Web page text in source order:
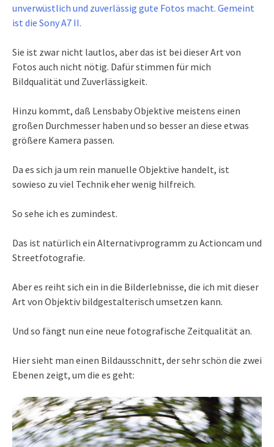
unverwüstlich und zuverlässig gute Fotos macht. Gemeint
ist die Sony A7 II.
Sie ist zwar nicht lautlos, aber das ist bei dieser Art von
Fotos auch nicht nötig. Dafür stimmen für mich
Bildqualität und Zuverlässigkeit.
Hinzu kommt, daß Lensbaby Objektive meistens einen
großen Durchmesser haben und so besser an diese etwas
größere Kamera passen.
Da es sich ja um rein manuelle Objektive handelt, ist
sowieso zu viel Technik eher wenig hilfreich.
So sehe ich es zumindest.
Das ist natürlich ein Alternativprogramm zu Actioncam und
Streetfotografie.
Aber es reiht sich ein in die Bilderlebnisse, die ich mit dieser
Art von Objektiv bildgestalterisch umsetzen kann.
Und so fängt nun eine neue fotografische Zeitqualität an.
Hier sieht man einen Bildausschnitt, der sehr schön die zwei
Ebenen zeigt, um die es geht: